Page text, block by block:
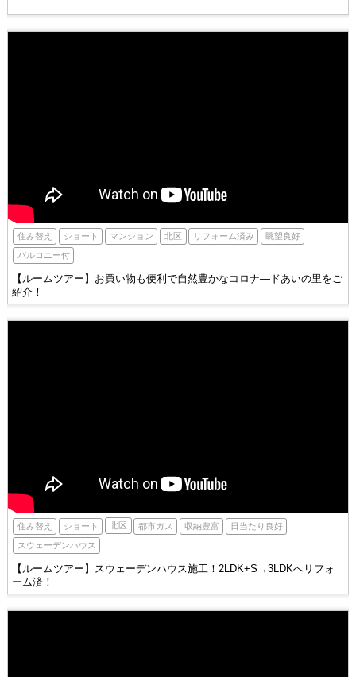
住み替え ショート マンション 北区 リフォーム済み 眺望良好
バルコニー付
【ルームツアー】お買い物も便利で自然豊かなコロナ―ドあいの里をご
紹介！
住み替え ショート 北区 都市ガス 収納豊富 日当たり良好
スウェーデンハウス
【ルームツアー】スウェーデンハウス施工！2LDK+S→3LDKへリフォ
ーム済！